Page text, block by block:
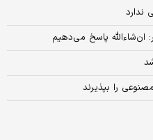
ندارد
ان‌شاءالله پاسخ می‌دهیم
را بپذیرند